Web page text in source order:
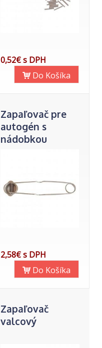
0,52€ s DPH
Do Košíka
Zapaľovač pre
autogén s
nádobkou
2,58€ s DPH
Do Košíka
Zapaľovač
valcový